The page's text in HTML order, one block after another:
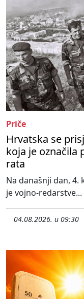
Priče
Hrvatska se
koja je označila
rata
Na današnji dan, 4.
je vojno-redarstve...
04.08.2026. u 09:30